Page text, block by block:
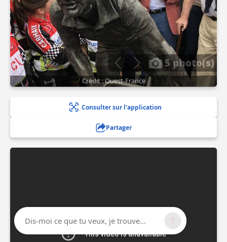
5 photo(s)
Crédit : Ouest-France
Consulter sur l'application
Partager
Dis-moi ce que tu veux, je trouve...